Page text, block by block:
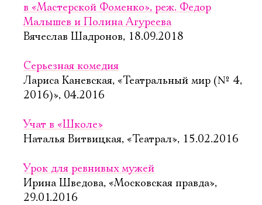
в «Мастерской Фоменко», реж. Федор
Малышев и Полина Агуреева
Вячеслав Шадронов, 18.09.2018
Серьезная комедия
Лариса Каневская, «Театральный мир (№ 4,
2016)», 04.2016
Учат в «Школе»
Наталья Витвицкая, «Театрал», 15.02.2016
Урок для ревнивых мужей
Ирина Шведова, «Московская правда»,
29.01.2016